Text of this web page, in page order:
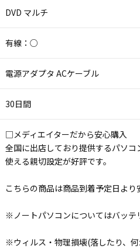
DVD マルチ
有線：○
電源アダプタ ACケーブル
30日間
□メディエイターだから安心購入
全国に出店しており提供するパソ
使える親切設定が好評です。
こちらの商品は商品到着予定日より
※ノートパソコンについてはバッテ
※ウィルス・物理損壊(落したり、